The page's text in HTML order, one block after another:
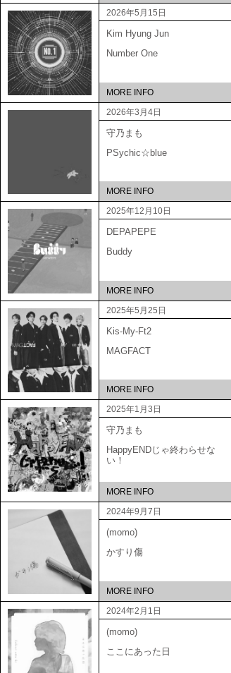
2026年5月15日
Kim Hyung Jun
Number One
MORE INFO
2026年3月4日
守乃まも
PSychic☆blue
MORE INFO
2025年12月10日
DEPAPEPE
Buddy
MORE INFO
2025年5月25日
Kis-My-Ft2
MAGFACT
MORE INFO
2025年1月3日
守乃まも
HappyENDじゃ終わらせな
い！
MORE INFO
2024年9月7日
(momo)
かすり傷
MORE INFO
2024年2月1日
(momo)
ここにあった日